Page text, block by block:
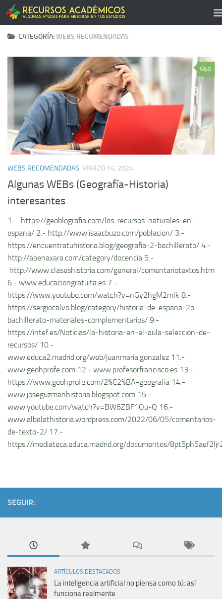
Saltar al contenido
CATEGORÍA:WEBS RECOMENDADAS
0
WEBS RECOMENDADAS MARZO 14, 2024
Algunas WEBs (Geografía-Historia)
interesantes
1.- https://geoblografia.com/los-recursos-naturales-en-
espana/ 2.- http://www.isaacbuzo.com/poblacion/ 3.-
https://encuentratuhistoria.blog/geografia-2-bachillerato/ 4.-
http://abenaxara.com/category/docencia 5.-
http://www.claseshistoria.com/general/comentariotextos.htm
6.- www.educaciongratuita.es 7.-
https://www.youtube.com/watch?v=nGy2hgM2mlk 8.-
https://sergiocalvo.blog/category/historia-de-espana-2o-
bachillerato-materiales-complementarios/ 9.-
https://intef.es/Noticias/la-historia-en-el-aula-seleccion-de-
recursos/ 10.-
www.educa2.madrid.org/web/juanmaria.gonzalez 11.-
www.geohprofe.com 12.- www.profesorfrancisco.es 13.-
https://www.geohprofe.com/2%C2%BA-geografia 14.-
www.joseguzmanhistoria.blogspot.com 15.-
www.youtube.com/watch?v=BW6ZBF1Ou-Q 16.-
www.albalathistoria.wordpress.com/2022/06/05/comentarios-
de-texto-2/ 17.-
https://mediateca.educa.madrid.org/documentos/
SEGUIR:
ARTÍCULOS DESTACADOS
La inteligencia artificial no piensa como tú: así
funciona realmente